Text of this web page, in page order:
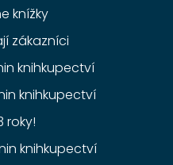
knížky
zákazníci
knihkupectví
knihkupectví
roky!
knihkupectví